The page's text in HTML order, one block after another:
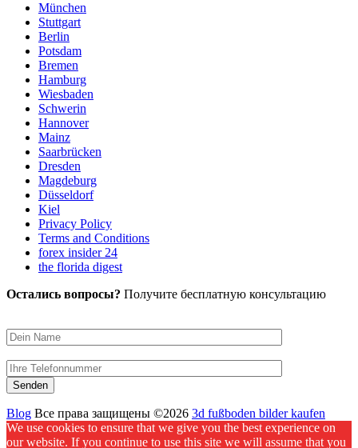
München
Stuttgart
Berlin
Potsdam
Bremen
Hamburg
Wiesbaden
Schwerin
Hannover
Mainz
Saarbrücken
Dresden
Magdeburg
Düsseldorf
Kiel
Privacy Policy
Terms and Conditions
forex insider 24
the florida digest
Остались вопросы? Получите бесплатную консультацию
Blog Все права защищены ©2026 3d fußboden bilder kaufen
We use cookies to ensure that we give you the best experience on
our website. If you continue to use this site we will assume that you